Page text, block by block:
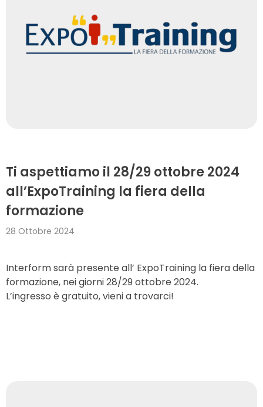
Ti aspettiamo il 28/29 ottobre 2024
all’ExpoTraining la fiera della
formazione
28 Ottobre 2024
Interform sarà presente all’ ExpoTraining la fiera della
formazione, nei giorni 28/29 ottobre 2024.
L’ingresso è gratuito, vieni a trovarci!